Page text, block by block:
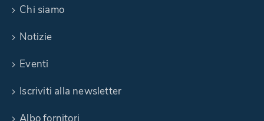
Chi siamo
Notizie
Eventi
Iscriviti alla newsletter